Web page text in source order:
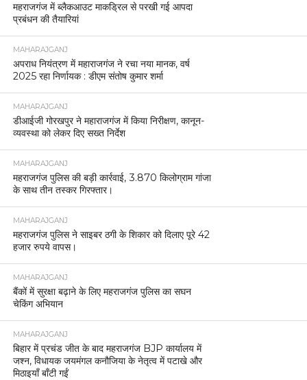
महराजगंज में ब्लैकआउट माकड्रिल से परखी गई आपदा
प्रबंधन की तैयारियां
MAHARAJGANJ
अपराध नियंत्रण में महाराजगंज ने रचा नया मानक, वर्ष
2025 रहा निर्णायक : डीएम संतोष कुमार शर्मा
MAHARAJGANJ
डीआईजी गोरखपुर ने महाराजगंज में किया निरीक्षण, कानून-
व्यवस्था को लेकर दिए सख्त निर्देश
MAHARAJGANJ
महराजगंज पुलिस की बड़ी कार्रवाई, 3.870 किलोग्राम गांजा
के साथ तीन तस्कर गिरफ्तार।
MAHARAJGANJ
महराजगंज पुलिस ने साइबर ठगी के शिकार को दिलाए पूरे 42
हजार रुपये वापस।
MAHARAJGANJ
बैंकों में सुरक्षा बढ़ाने के लिए महराजगंज पुलिस का सघन
चेकिंग अभियान
MAHARAJGANJ
बिहार में प्रचंड जीत के बाद महराजगंज BJP कार्यालय में
जश्न, विधायक जयमंगल कनौजिया के नेतृत्व में पटाखे और
मिठाइयाँ बाँटी गईं